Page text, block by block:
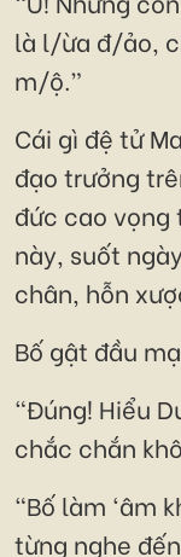
là l/ừa đ/ảo,
m/ộ.”
Cái gì đệ tử
đạo trưởng
đức cao vọng
này, suốt
chân, hỗn
Bố gật đầu
“Đúng! Hiểu
chắc chắn
“Bố làm ‘âm
từng nghe